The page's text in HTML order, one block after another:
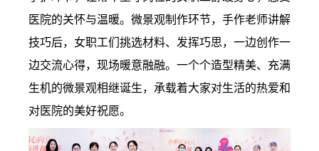
医院的关怀与温暖。微景观制作环节，手作老师讲解
技巧后，女职工们挑选材料、发挥巧思，一边创作一
边交流心得，现场暖意融融。一个个造型精美、充满
生机的微景观相继诞生，承载着大家对生活的热爱和
对医院的美好祝愿。